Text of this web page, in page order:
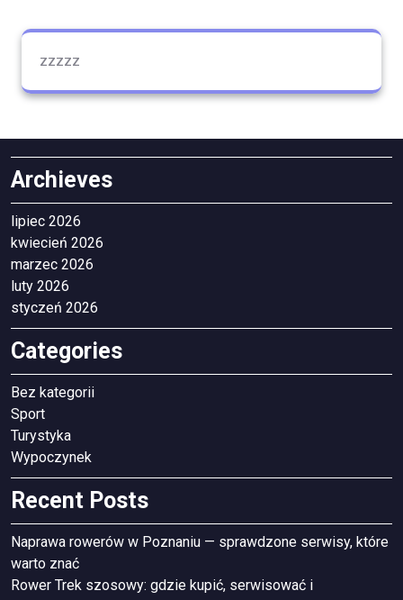
zzzzz
Archieves
lipiec 2026
kwiecień 2026
marzec 2026
luty 2026
styczeń 2026
Categories
Bez kategorii
Sport
Turystyka
Wypoczynek
Recent Posts
Naprawa rowerów w Poznaniu — sprawdzone serwisy, które
warto znać
Rower Trek szosowy: gdzie kupić, serwisować i